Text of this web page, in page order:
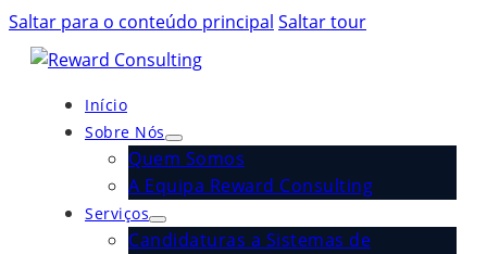
Saltar para o conteúdo principal Saltar tour
Início
Sobre Nós
Quem Somos
A Equipa Reward Consulting
Serviços
Candidaturas a Sistemas de